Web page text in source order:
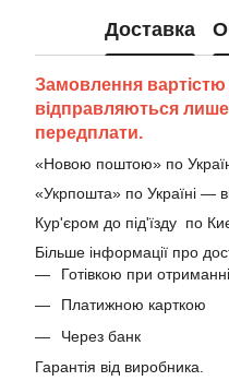
Доставка
Замовлення вартістю
відправляються лише
передплати.
«Новою поштою» по
«Укрпошта» по Україні —
Кур'єром до під'їзду по
Більше інформації про
Готівкою при отриманні
Платижною карткою
Через банк
Гарантія від виробника.